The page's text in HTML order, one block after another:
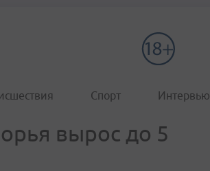
Спорт Интервью
вырос до 5